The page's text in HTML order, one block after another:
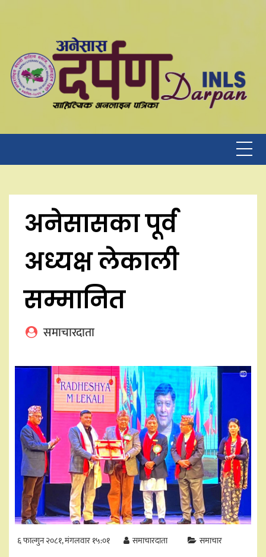
अनेसासका पूर्व
अध्यक्ष लेकाली
सम्मानित
समाचारदाता
६ फाल्गुन २०८१, मंगलवार १५:०१ समाचारदाता समाचार